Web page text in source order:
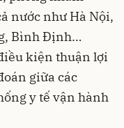
nước như Hà Nội,
Bình Định…
kiện thuận lợi
giữa các
y tế vận hành